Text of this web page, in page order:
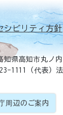
シビリティ方針
知県高知市丸ノ
1111（代表）
周辺のご案内